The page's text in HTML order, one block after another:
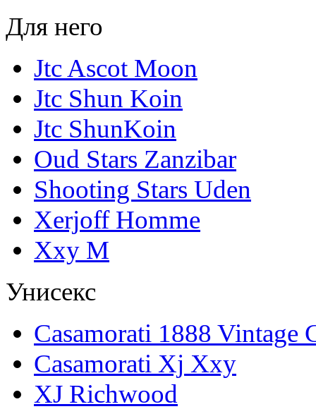
Для него
Jtc Ascot Moon
Jtc Shun Koin
Jtc ShunKoin
Oud Stars Zanzibar
Shooting Stars Uden
Xerjoff Homme
Xxy М
Унисекс
Casamorati 1888 Vintage
Casamorati Xj Xxy
XJ Richwood